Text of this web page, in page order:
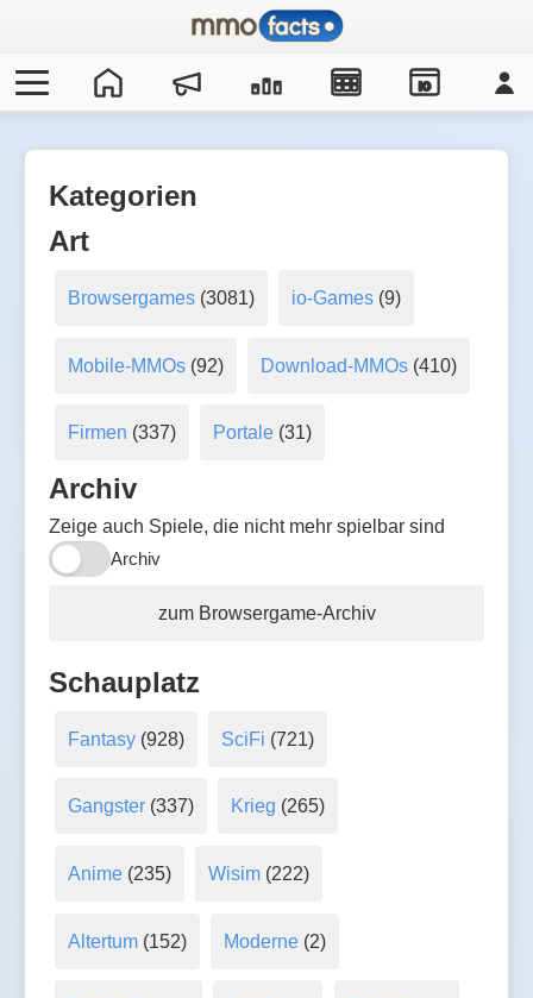
IO
Kategorien
Art
Browsergames(3081) io-Games (9)
Mobile-MMOs(92) Download-MMOs (410)
Firmen (337) Portale (31)
Archiv
Zeige auch Spiele, die nicht mehr spielbar sind
Archiv
zum Browsergame-Archiv
Schauplatz
Fantasy(928) SciFi (721)
Gangster(337) Krieg (265)
Anime(235) Wisim (222)
Altertum(152) Moderne (2)